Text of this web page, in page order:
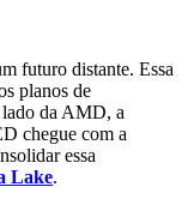
futuro distante. Essa
planos de
lado da AMD, a
chegue com a
essa
Lake.